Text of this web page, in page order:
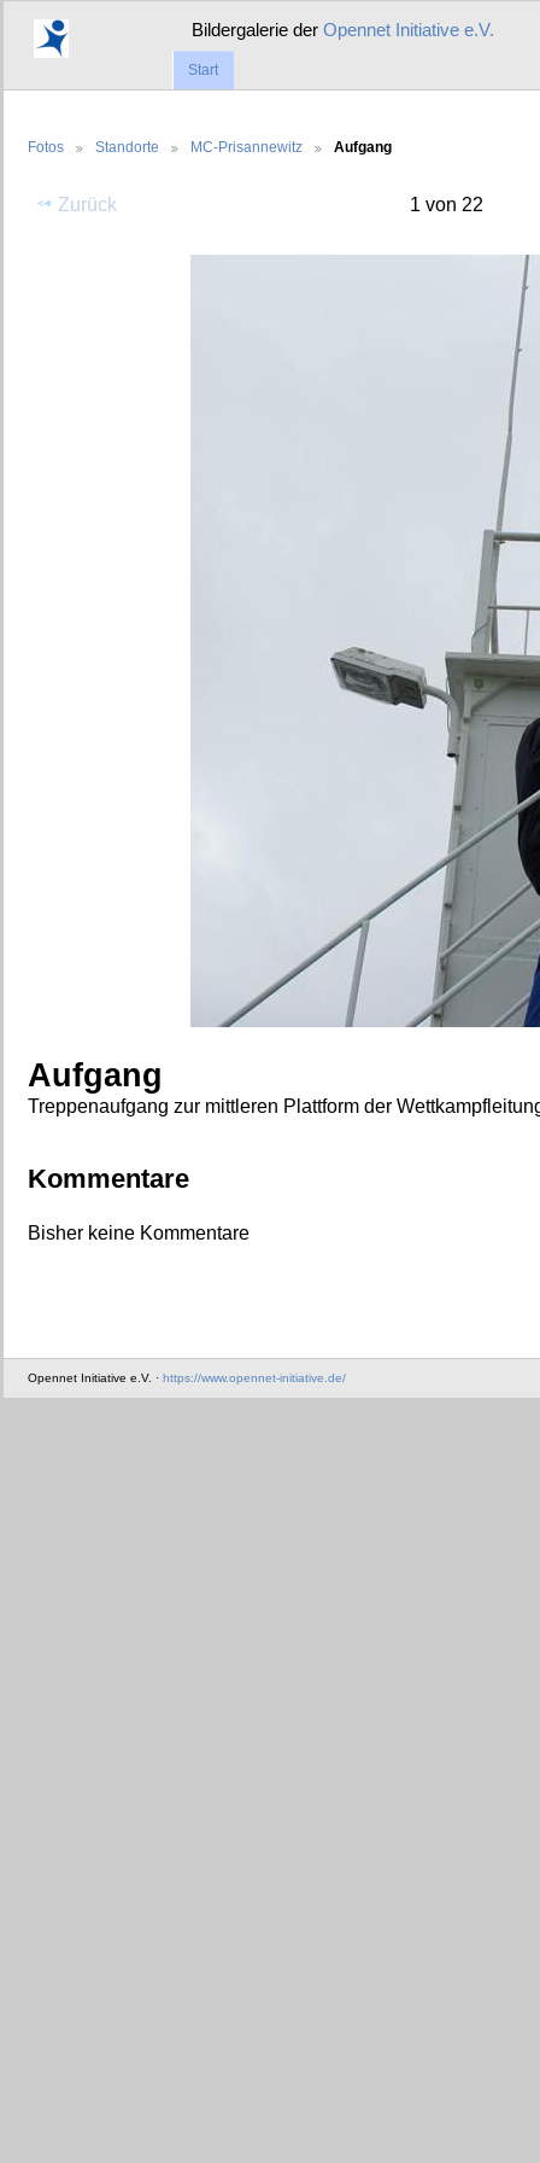
Bildergalerie derOpennet Initiative e.V.
Start
Fotos Standorte MC-Prisannewitz Aufgang
Zurück 1 von 22
Aufgang
Treppenaufgang zur mittleren Plattform der
Kommentare
Bisher keine Kommentare
Opennet Initiative e.V. · https://www.opennet-initiative.de/